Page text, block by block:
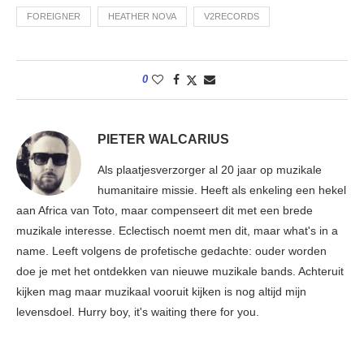
FOREIGNER HEATHER NOVA V2RECORDS
0
PIETER WALCARIUS
Als plaatjesverzorger al 20 jaar op muzikale
humanitaire missie. Heeft als enkeling een hekel
aan Africa van Toto, maar compenseert dit met een brede
muzikale interesse. Eclectisch noemt men dit, maar what's in a
name. Leeft volgens de profetische gedachte: ouder worden
doe je met het ontdekken van nieuwe muzikale bands. Achteruit
kijken mag maar muzikaal vooruit kijken is nog altijd mijn
levensdoel. Hurry boy, it's waiting there for you.